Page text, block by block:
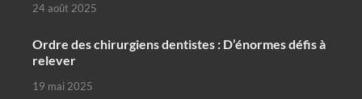
24 août 2025
Ordre des chirurgiens dentistes : D’énormes défis à
relever
19 mai 2025